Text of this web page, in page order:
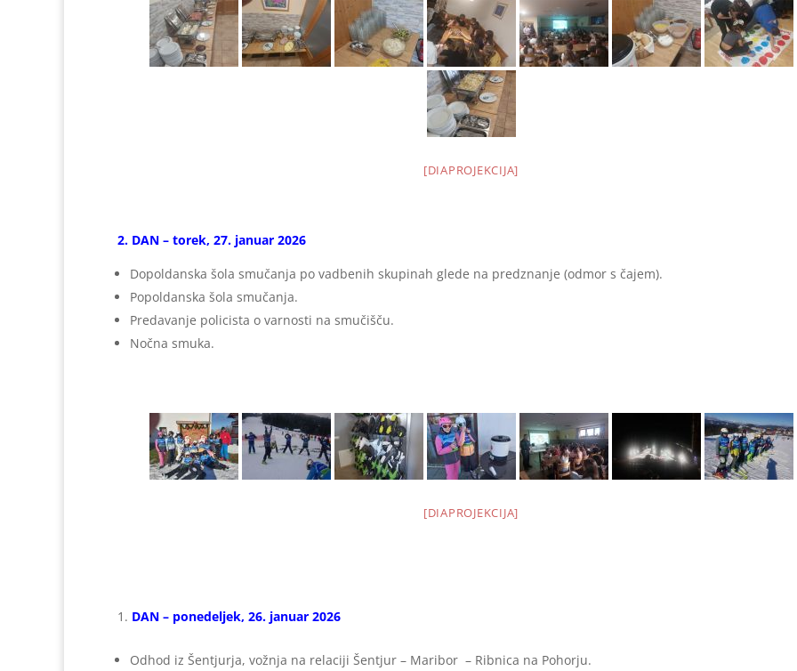
[DIAPROJEKCIJA]
2. DAN – torek, 27. januar 2026
Dopoldanska šola smučanja po vadbenih skupinah glede na predznanje (odmor s čajem).
Popoldanska šola smučanja.
Predavanje policista o varnosti na smučišču.
Nočna smuka.
[DIAPROJEKCIJA]
DAN – ponedeljek, 26. januar 2026
Odhod iz Šentjurja, vožnja na relaciji Šentjur – Maribor – Ribnica na Pohorju.